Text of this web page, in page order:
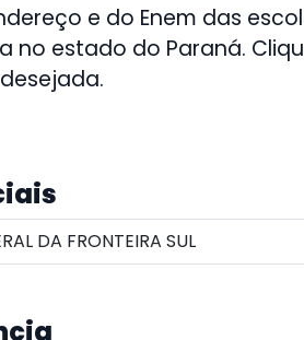
e do Enem das
no estado do Paraná.
DA FRONTEIRA SUL